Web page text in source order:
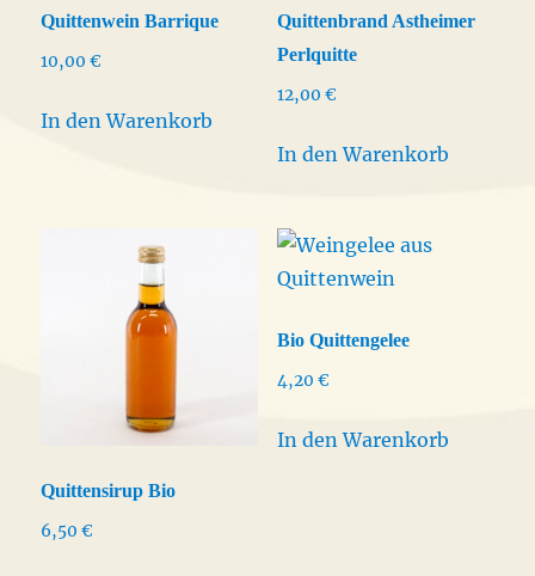
können
Quittenwein Barrique
10,00€
In den Warenkorb
Quittenbrand Astheimer
Perlquitte
12,00 €
In den Warenkorb
Quittensirup Bio
6,50€
Bio Quittengelee
4,20 €
In den Warenkorb